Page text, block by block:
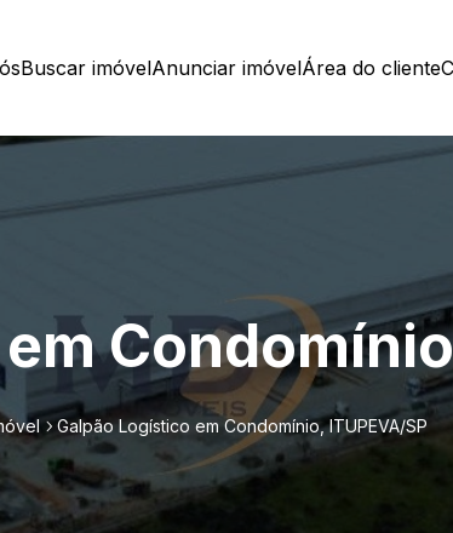
Buscar imóvelAnunciar imóvelÁrea do cliente
Galpão Logístico em Condomínio, ITUPEVA/SP